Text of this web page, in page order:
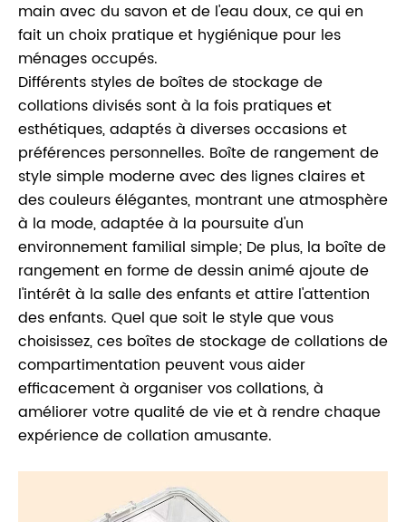
main avec du savon et de l'eau doux, ce qui en
fait un choix pratique et hygiénique pour les
ménages occupés.
Différents styles de boîtes de stockage de
collations divisés sont à la fois pratiques et
esthétiques, adaptés à diverses occasions et
préférences personnelles. Boîte de rangement de
style simple moderne avec des lignes claires et
des couleurs élégantes, montrant une atmosphère
à la mode, adaptée à la poursuite d'un
environnement familial simple; De plus, la boîte de
rangement en forme de dessin animé ajoute de
l'intérêt à la salle des enfants et attire l'attention
des enfants. Quel que soit le style que vous
choisissez, ces boîtes de stockage de collations de
compartimentation peuvent vous aider
efficacement à organiser vos collations, à
améliorer votre qualité de vie et à rendre chaque
expérience de collation amusante.